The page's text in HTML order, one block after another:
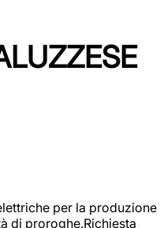
per la produzione
di proroghe.Richiesta